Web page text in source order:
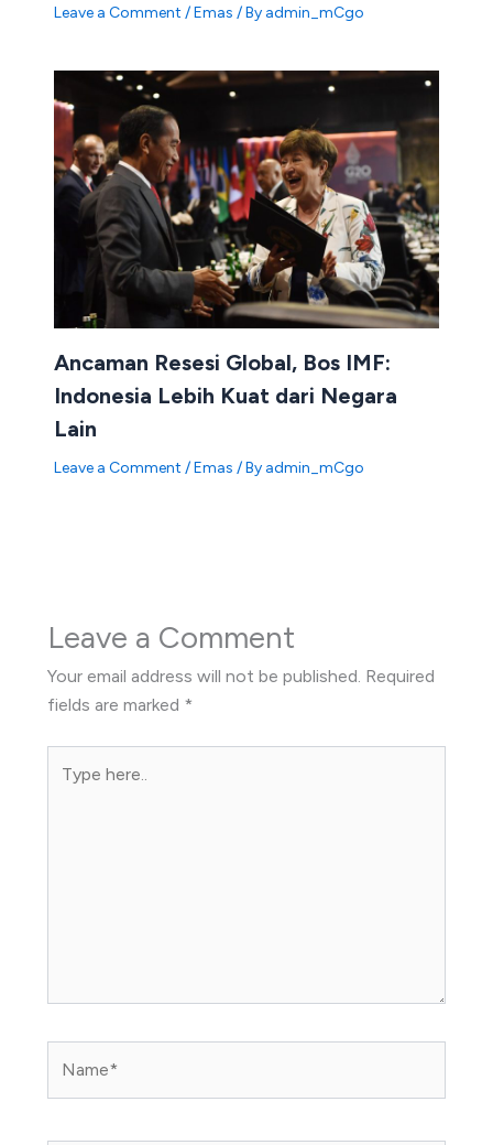
Leave a Comment /Emas / By admin_mCgo
Ancaman Resesi Global, Bos IMF:
Indonesia Lebih Kuat dari Negara
Lain
Leave a Comment /Emas / By admin_mCgo
Leave a Comment
Your email address will not be published. Required
fields are marked *
here..